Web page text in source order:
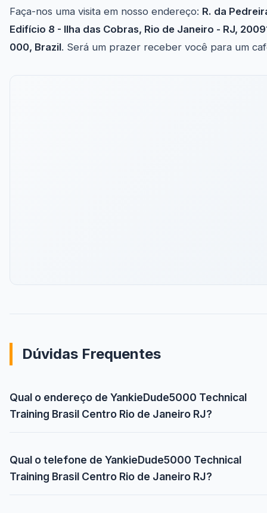
Faça-nos uma visita em nosso endereço: R. da
Edifício 8 - Ilha das Cobras, Rio de Janeiro - RJ,
000, Brazil. Será um prazer receber você para um
Dúvidas Frequentes
Qual o endereço de YankieDude5000 Technical
Training Brasil Centro Rio de Janeiro RJ?
Qual o telefone de YankieDude5000 Technical
Training Brasil Centro Rio de Janeiro RJ?